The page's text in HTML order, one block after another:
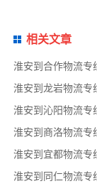
相关文章
淮安到合作物流专
淮安到龙岩物流专
淮安到沁阳物流专
淮安到商洛物流专
淮安到宜都物流专
淮安到同仁物流专